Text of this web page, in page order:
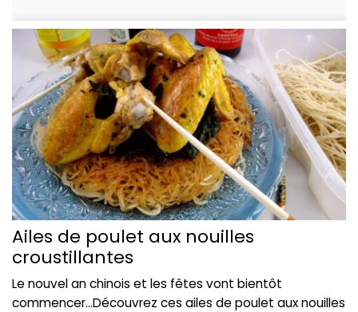
Ailes de poulet aux nouilles
croustillantes
Le nouvel an chinois et les fêtes vont bientôt
commencer...Découvrez ces ailes de poulet aux nouilles